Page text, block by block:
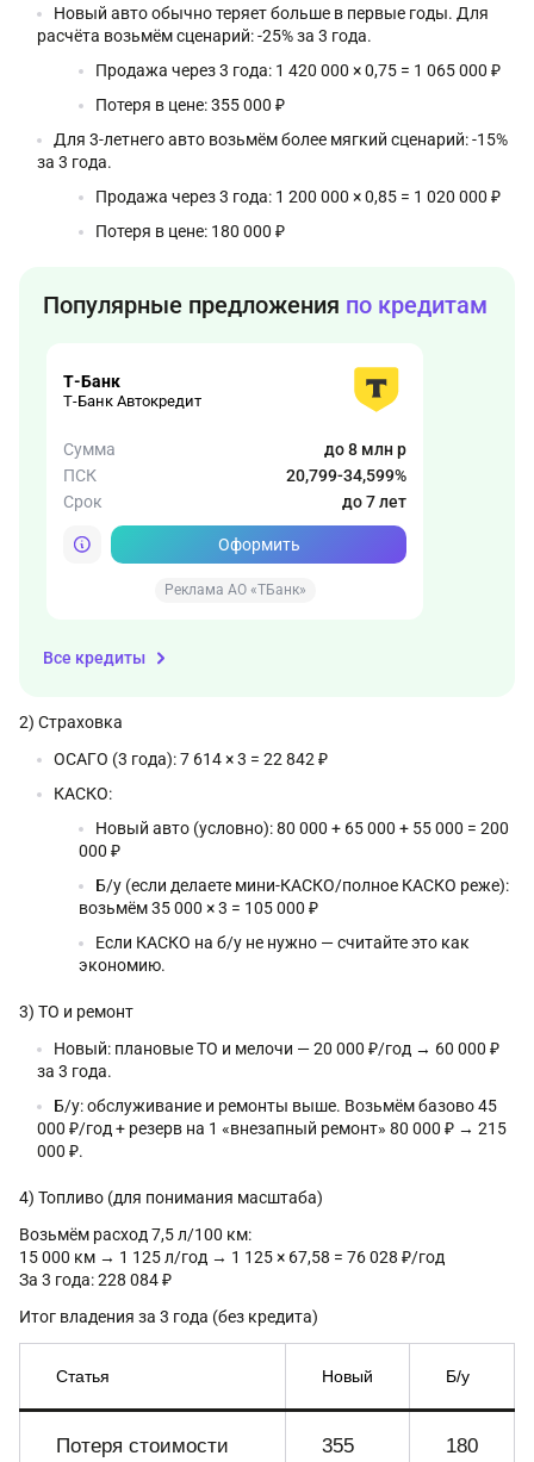
Новый авто обычно теряет больше в первые годы. Для
расчёта возьмём сценарий: -25% за 3 года.
Продажа через 3 года: 1 420 000 × 0,75 = 1 065 000 ₽
Потеря в цене: 355 000 ₽
Для 3-летнего авто возьмём более мягкий сценарий: -15%
за 3 года.
Продажа через 3 года: 1 200 000 × 0,85 = 1 020 000 ₽
Потеря в цене: 180 000 ₽
Популярные предложения по кредитам
Т-Банк
Т-Банк Автокредит
Сумма
до 8 млн р
ПСК
20,799-34,599%
Срок
до 7 лет
Оформить
Реклама АО «ТБанк»
Все кредиты
2) Страховка
ОСАГО (3 года): 7 614 × 3 = 22 842 ₽
КАСКО:
Новый авто (условно): 80 000 + 65 000 + 55 000 = 200
000 ₽
Б/у (если делаете мини-КАСКО/полное КАСКО реже):
возьмём 35 000 × 3 = 105 000 ₽
Если КАСКО на б/у не нужно — считайте это как
экономию.
3) ТО и ремонт
Новый: плановые ТО и мелочи — 20 000 ₽/год → 60 000 ₽
за 3 года.
Б/у: обслуживание и ремонты выше. Возьмём базово 45
000 ₽/год + резерв на 1 «внезапный ремонт» 80 000 ₽ → 215
000 ₽.
4) Топливо (для понимания масштаба)
Возьмём расход 7,5 л/100 км:
15 000 км → 1 125 л/год → 1 125 × 67,58 = 76 028 ₽/год
За 3 года: 228 084 ₽
Итог владения за 3 года (без кредита)
Статья Новый Б/у
Потеря стоимости
355
180